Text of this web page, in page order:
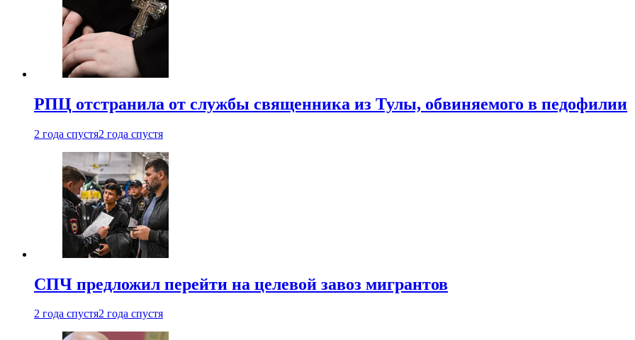
РПЦ отстранила от службы священника из Тулы, обвиняемого в педофилии
2 года спустя2 года спустя
СПЧ предложил перейти на целевой завоз мигрантов
2 года спустя2 года спустя